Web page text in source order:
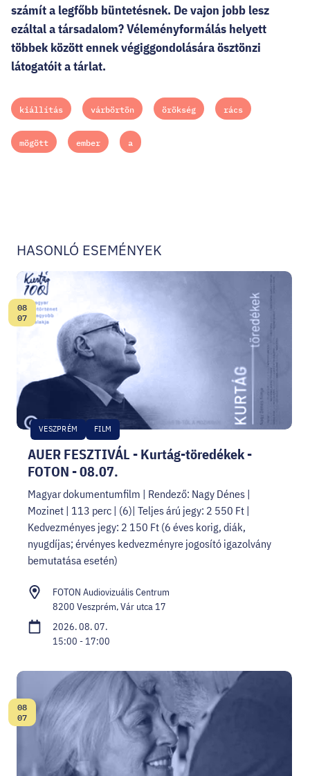
számít a legfőbb büntetésnek. De vajon jobb lesz
ezáltal a társadalom? Véleményformálás helyett
többek között ennek végiggondolására ösztönzi
látogatóit a tárlat.
kiállítás várbörtön örökség rács
mögött ember a
HASONLÓ ESEMÉNYEK
AUER FESZTIVÁL - Kurtág-töredékek -
FOTON - 08.07.
VESZPRÉM FILM
Dátum:
08
07
Magyar dokumentumfilm | Rendező: Nagy Dénes |
Mozinet | 113 perc | (6)| Teljes árú jegy: 2 550 Ft |
Kedvezményes jegy: 2 150 Ft (6 éves korig, diák,
nyugdíjas; érvényes kedvezményre jogosító igazolvány
bemutatása esetén)
FOTON Audiovizuális Centrum
8200 Veszprém, Vár utca 17
2026. 08. 07.
15:00 - 17:00
Dátum:
08
07